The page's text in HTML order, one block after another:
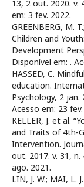
13, 2 out. 2020. v.
em: 3 fev. 2022.
GREENBERG, M.
Children and
Development
Disponível em: .
HASSED, C.
education.
Psychology, 2 jan.
Acesso em: 23
KELLER, J. et al.
and Traits of 4th-
Intervention.
out. 2017. v. 31,
ago. 2021.
LIN, J. W.; MAI,